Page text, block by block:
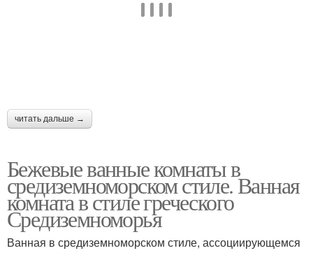
читать дальше →
Бежевые ванные комнаты в
средиземноморском стиле. Ванная
комната в стиле греческого
Средиземноморья
Ванная в средиземноморском стиле, ассоциирующемся